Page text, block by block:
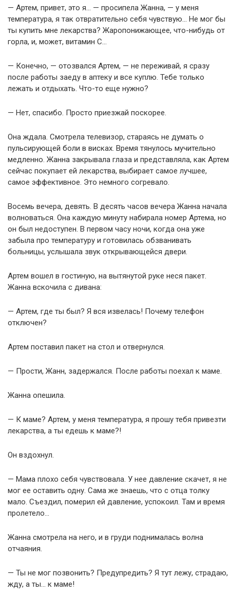
— Артем, привет, это я… — просипела Жанна, — у меня
температура, я так отвратительно себя чувствую… Не мог бы
ты купить мне лекарства? Жаропонижающее, что-нибудь от
горла, и, может, витамин С…
— Конечно, — отозвался Артем, — не переживай, я сразу
после работы заеду в аптеку и все куплю. Тебе только
лежать и отдыхать. Что-то еще нужно?
— Нет, спасибо. Просто приезжай поскорее.
Она ждала. Смотрела телевизор, стараясь не думать о
пульсирующей боли в висках. Время тянулось мучительно
медленно. Жанна закрывала глаза и представляла, как Артем
сейчас покупает ей лекарства, выбирает самое лучшее,
самое эффективное. Это немного согревало.
Восемь вечера, девять. В десять часов вечера Жанна начала
волноваться. Она каждую минуту набирала номер Артема, но
он был недоступен. В первом часу ночи, когда она уже
забыла про температуру и готовилась обзванивать
больницы, услышала звук открывающейся двери.
Артем вошел в гостиную, на вытянутой руке неся пакет.
Жанна вскочила с дивана:
— Артем, где ты был? Я вся извелась! Почему телефон
отключен?
Артем поставил пакет на стол и отвернулся.
— Прости, Жанн, задержался. После работы поехал к маме.
Жанна опешила.
— К маме? Артем, у меня температура, я прошу тебя привезти
лекарства, а ты едешь к маме?!
Он вздохнул.
— Мама плохо себя чувствовала. У нее давление скачет, я не
мог ее оставить одну. Сама же знаешь, что с отца толку
мало. Съездил, померил ей давление, успокоил. Там и время
пролетело…
Жанна смотрела на него, и в груди поднималась волна
отчаяния.
— Ты не мог позвонить? Предупредить? Я тут лежу, страдаю,
жду, а ты… к маме!